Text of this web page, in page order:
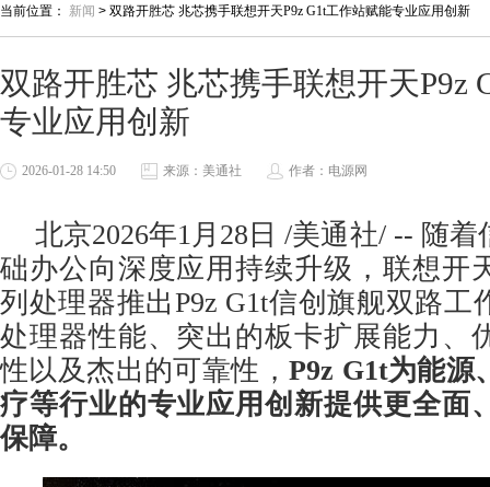
当前位置： 新闻 > 双路开胜芯 兆芯携手联想开天P9z G1t工作站赋能专业应用创新
双路开胜芯 兆芯携手联想开天P9z
专业应用创新
2026-01-28 14:50 来源：美通社 作者：电源网
北京2026年1月28日 /美通社/ -- 随着
础办公向深度应用持续升级，联想开
列处理器推出P9z G1t信创旗舰双路工
处理器性能、突出的板卡扩展能力、
性以及杰出的可靠性，P9z G1t为能源
疗等行业的专业应用创新提供更全面
保障。